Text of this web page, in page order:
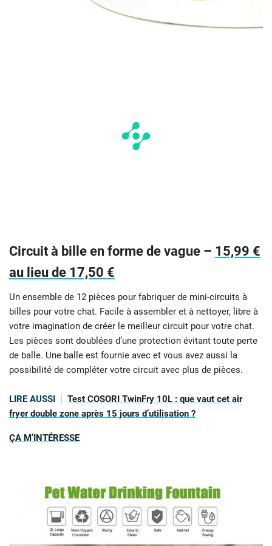
Circuit à bille en forme de vague – 15,99 €
au lieu de 17,50 €
Un ensemble de 12 pièces pour fabriquer de mini-circuits à
billes pour votre chat. Facile à assembler et à nettoyer, libre à
votre imagination de créer le meilleur circuit pour votre chat.
Les pièces sont doublées d’une protection évitant toute perte
de balle. Une balle est fournie avec et vous avez aussi la
possibilité de compléter votre circuit avec plus de pièces.
LIRE AUSSI
Test COSORI TwinFry 10L : que vaut cet air
fryer double zone après 15 jours d’utilisation ?
ÇA M’INTÉRESSE